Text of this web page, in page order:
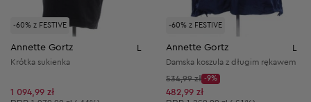
-60% z FESTIVE
Annette Gortz
Krótka sukienka
1 094,99 zł
-60% z FESTIVE
Annette Gortz
Damska koszula z długim rękawem
Cena początkowa:
534,99 zł
Discount Price:
-9%
Obniżona cena:
482,99 zł